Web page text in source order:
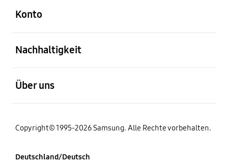
Konto
Nachhaltigkeit
Über uns
Copyright© 1995-2026 Samsung. Alle Rechte vorbehalten.
Deutschland/Deutsch